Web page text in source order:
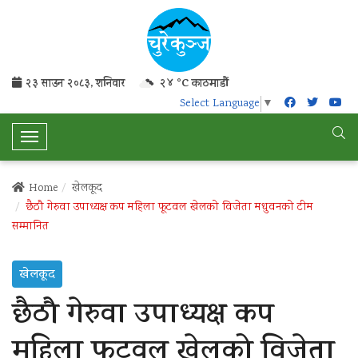
२३ साउन २०८३, शनिवार २४ °C काठमाडौं
Select Language ▼
T
o
g
a
v
i
g
Home
खेलकूद
छैठौ गेरुवा उपाध्यक्ष कप महिला फूटवल खेलको विजेता मधुवनको टीम
सम्मानित
खेलकूद
छैठौ गेरुवा उपाध्यक्ष कप